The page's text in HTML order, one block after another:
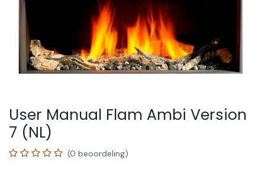
User Manual Flam Ambi Version
7 (NL)
(0 beoordeling)